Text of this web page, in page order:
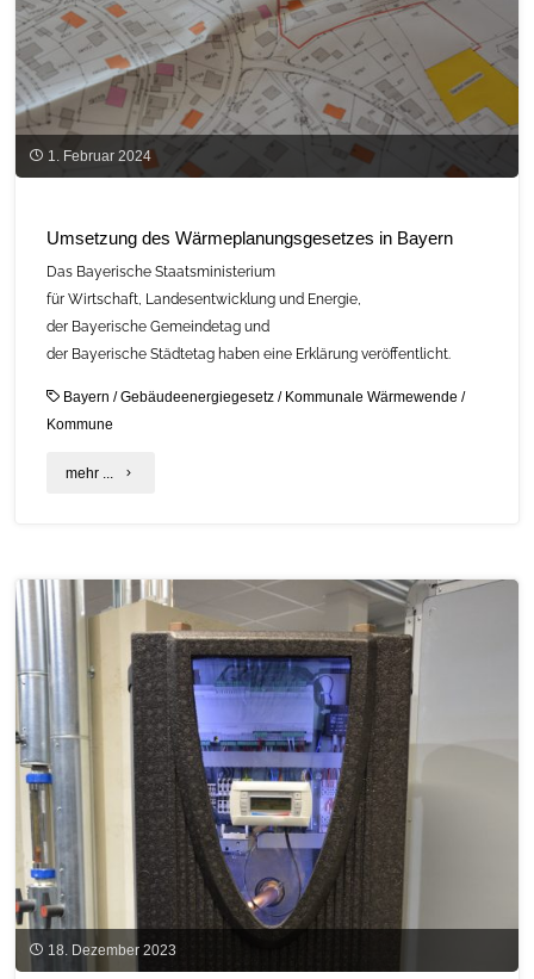
1. Februar 2024
Umsetzung des Wärmeplanungsgesetzes in Bayern
Das Bayerische Staatsministerium
für Wirtschaft, Landesentwicklung und Energie,
der Bayerische Gemeindetag und
der Bayerische Städtetag haben eine Erklärung veröffentlicht.
Bayern /Gebäudeenergiegesetz / Kommunale Wärmewende /
Kommune
mehr ... "Umsetzung
in
Bayern"
18. Dezember 2023